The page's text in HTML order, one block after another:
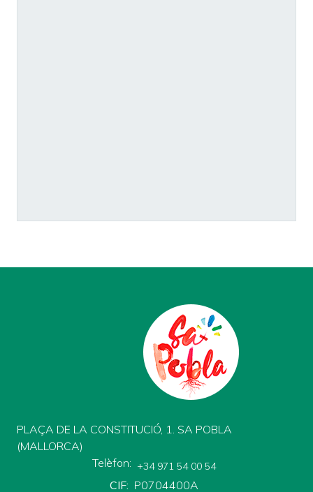
PLAÇA DE LA CONSTITUCIÓ, 1. SA POBLA
(MALLORCA)
Telèfon
+34 971 54 00 54
CIF P0704400A